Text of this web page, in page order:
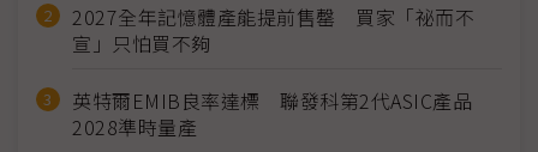
2027全年記憶體產能提前售罄 買家「祕而不
宣」只怕買不夠
英特爾EMIB良率達標 聯發科第2代ASIC產品
2028準時量產